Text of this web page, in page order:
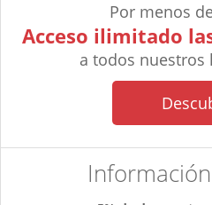
Por menos
Acceso ilimitado
a todos nuestros